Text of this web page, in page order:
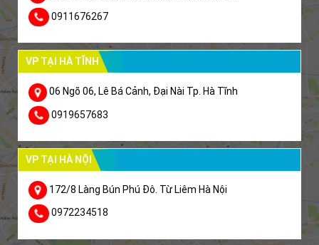
0911676267
VP TẠI HÀ TĨNH
06 Ngõ 06, Lê Bá Cảnh, Đại Nài Tp. Hà Tĩnh
0919657683
VP TẠI HÀ NỘI
172/8 Làng Bún Phú Đô. Từ Liêm Hà Nội
0972234518